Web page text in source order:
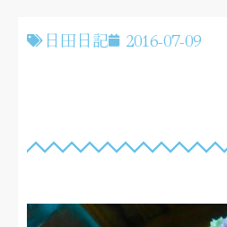
日田日記 2016-07-09